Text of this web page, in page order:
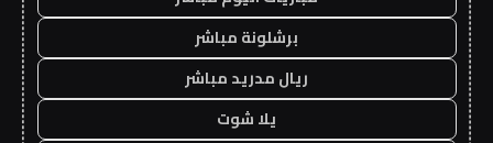
برشلونة مباشر
ريال مدريد مباشر
يلا شوت